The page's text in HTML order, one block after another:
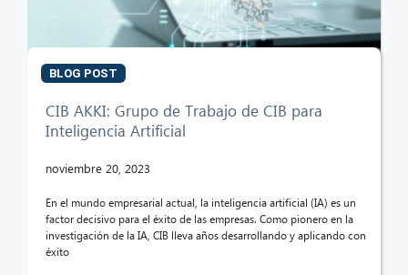
BLOG POST
CIB AKKI: Grupo de Trabajo de CIB para
Inteligencia Artificial
noviembre 20, 2023
En el mundo empresarial actual, la inteligencia artificial (IA) es un
factor decisivo para el éxito de las empresas. Como pionero en la
investigación de la IA, CIB lleva años desarrollando y aplicando con
éxito
CIB AI ChatBot
¡Hola! ¿Qué puedo hacer por ti?